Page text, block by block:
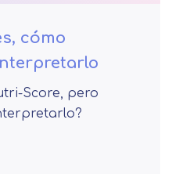
cómo
Score, pero